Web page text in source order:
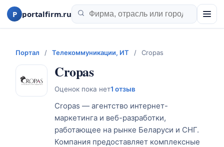
P portalfirm.ru
Портал / Телекоммуникации, ИТ / Cropas
Cropas
Оценок пока нет1 отзыв
Cropas — агентство интернет-
маркетинга и веб-разработки,
работающее на рынке Беларуси и СНГ.
Компания предоставляет комплексные